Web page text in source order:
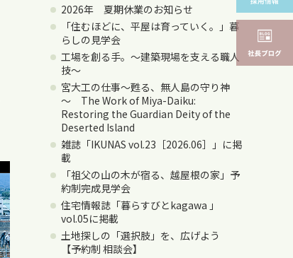
2026年 夏期休業のお知らせ
「住むほどに、平屋は育っていく。」暮
らしの見学会
工場を創る手。〜建築現場を支える職人
技〜
宮大工の仕事～甦る、無人島の守り神
～ The Work of Miya-Daiku:
Restoring the Guardian Deity of the
Deserted Island
雑誌「IKUNAS vol.23［2026.06］」に掲
載
「祖父の山の木が宿る、越屋根の家」予
約制完成見学会
住宅情報誌「暮らすびとkagawa 」
vol.05に掲載
土地探しの「選択肢」を、広げよう
【予約制 相談会】